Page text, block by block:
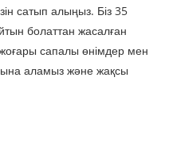
сатып алыңыз. Біз 35
болаттан жасалған
сапалы өнімдер мен
аламыз және жақсы